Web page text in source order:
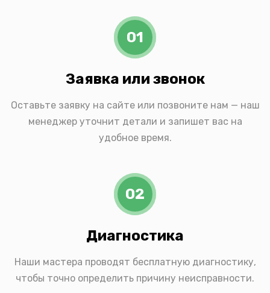
01
Заявка или звонок
Оставьте заявку на сайте или позвоните нам — наш
менеджер уточнит детали и запишет вас на
удобное время.
02
Диагностика
Наши мастера проводят бесплатную диагностику,
чтобы точно определить причину неисправности.